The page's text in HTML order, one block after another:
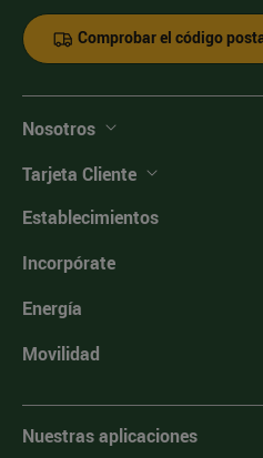
Comprobar el código
Nosotros
Tarjeta Cliente
Establecimientos
Incorpórate
Energía
Movilidad
Nuestras aplicaciones